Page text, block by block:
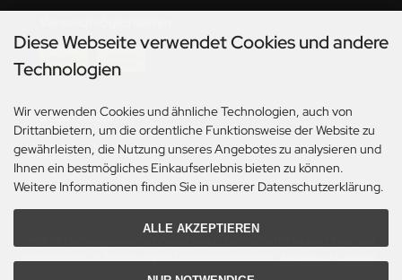
Social Media
Diese Webseite verwendet Cookies und andere
Technologien
Wir verwenden Cookies und ähnliche Technologien, auch von
Drittanbietern, um die ordentliche Funktionsweise der Website zu
gewährleisten, die Nutzung unseres Angebotes zu analysieren und
Ihnen ein bestmögliches Einkaufserlebnis bieten zu können.
Weitere Informationen finden Sie in unserer Datenschutzerklärung.
ALLE AKZEPTIEREN
Models